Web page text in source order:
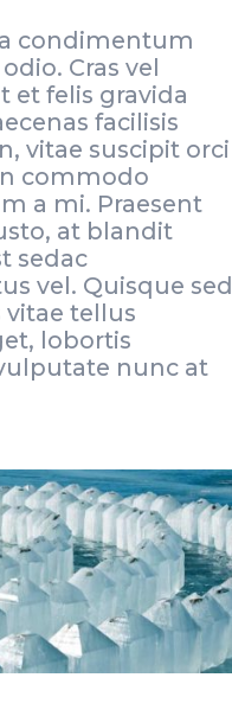
condimentum
Cras vel
et felis gravida
facilisis
vitae suscipit orci
commodo
a mi. Praesent
at blandit
sedac
vel. Quisque sed
vitae tellus
lobortis
nunc at